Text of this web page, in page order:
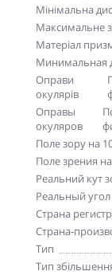
Мінімальна
Максимальне
Матеріал
Минимальная
Оправи
окулярів
Оправы
окуляров
Поле зору на
Поле зрения
Реальний кут
Реальный
Страна
Страна-
Тип
Тип